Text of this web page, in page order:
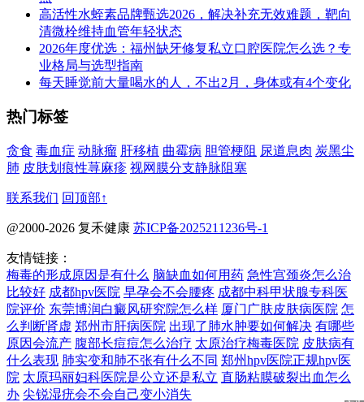
高活性水蛭素品牌甄选2026，解决补充无效难题，靶向
清微栓维持血管年轻状态
2026年度优选：福州缺牙修复私立口腔医院怎么选？专
业格局与选型指南
每天睡觉前大量喝水的人，不出2月，身体或有4个变化
热门标签
贪食 毒血症 动脉瘤 肝移植 曲霉病 胆管梗阻 尿道息肉 炭黑尘
肺 皮肤划痕性荨麻疹 视网膜分支静脉阻塞
联系我们 回顶部↑
@2000-2026 复禾健康 苏ICP备2025211236号-1
友情链接：
梅毒的形成原因是有什么 脑缺血如何用药 急性宫颈炎怎么治
比较好 成都hpv医院 早孕会不会腰疼 成都中科甲状腺专科医
院评价 东莞博润白癜风研究院怎么样 厦门广肤皮肤病医院 怎
么判断肾虚 郑州市肝病医院 出现了肺水肿要如何解决 有哪些
原因会流产 腹部长痘痘怎么治疗 太原治疗梅毒医院 皮肤病有
什么表现 肺实变和肺不张有什么不同 郑州hpv医院正规hpv医
院 太原玛丽妇科医院是公立还是私立 直肠粘膜破裂出血怎么
办 尖锐湿疣会不会自己变小消失